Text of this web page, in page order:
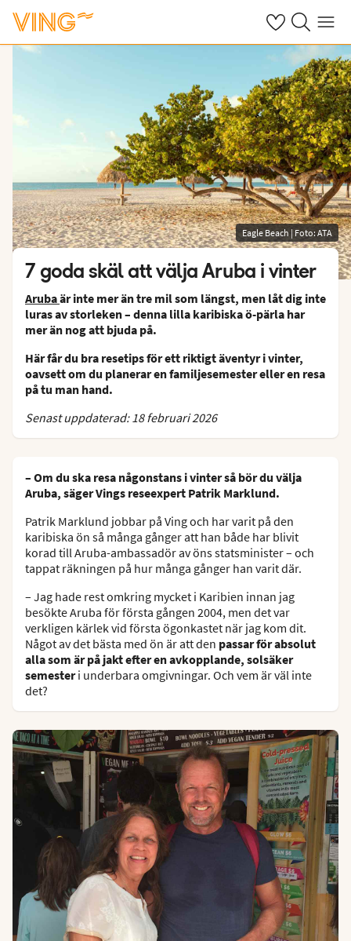
Se dinaSök på ving.se
Meny
Eagle Beach | Foto: ATA
7 goda skäl att välja Aruba i vinter
Arubaär inte mer än tre mil som längst, men låt dig inte
luras av storleken – denna lilla karibiska ö-pärla har
mer än nog att bjuda på.
Här får du bra resetips för ett riktigt äventyr i vinter,
oavsett om du planerar en familjesemester eller en resa
på tu man hand.
Senast uppdaterad: 18 februari 2026
– Om du ska resa någonstans i vinter så bör du välja
Aruba, säger Vings reseexpert Patrik Marklund.
Patrik Marklund jobbar på Ving och har varit på den
karibiska ön så många gånger att han både har blivit
korad till Aruba-ambassadör av öns statsminister – och
tappat räkningen på hur många gånger han varit där.
– Jag hade rest omkring mycket i Karibien innan jag
besökte Aruba för första gången 2004, men det var
verkligen kärlek vid första ögonkastet när jag kom dit.
Något av det bästa med ön är att den passar för absolut
alla som är på jakt efter en avkopplande, solsäker
semesteri underbara omgivningar. Och vem är väl inte
det?